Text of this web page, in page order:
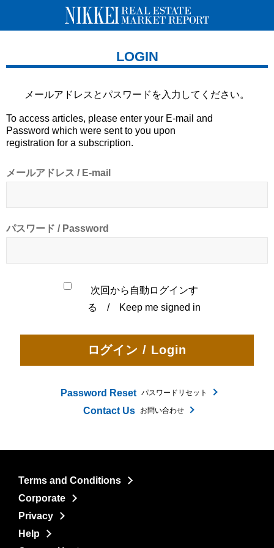
LOGIN
メールアドレスとパスワードを 入力してください。
To access articles, please enter your E-mail and
Password which were sent to you upon
registration for a subscription.
メールアドレス / E-mail
パスワード / Password
次回から自動ログインす
る / Keep me signed in
Password Reset パスワードリセット
Contact Us お問い合わせ
Terms and Conditions
Corporate
Privacy
Help